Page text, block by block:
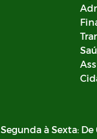
Segunda à Sexta: